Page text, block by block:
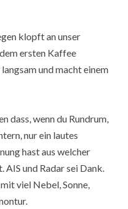
Mklopft an unser
ersten Kaffee
und macht einem
dass, wenn du Rundrum,
nur ein lautes
hast aus welcher
und Radar sei Dank.
viel Nebel, Sonne,